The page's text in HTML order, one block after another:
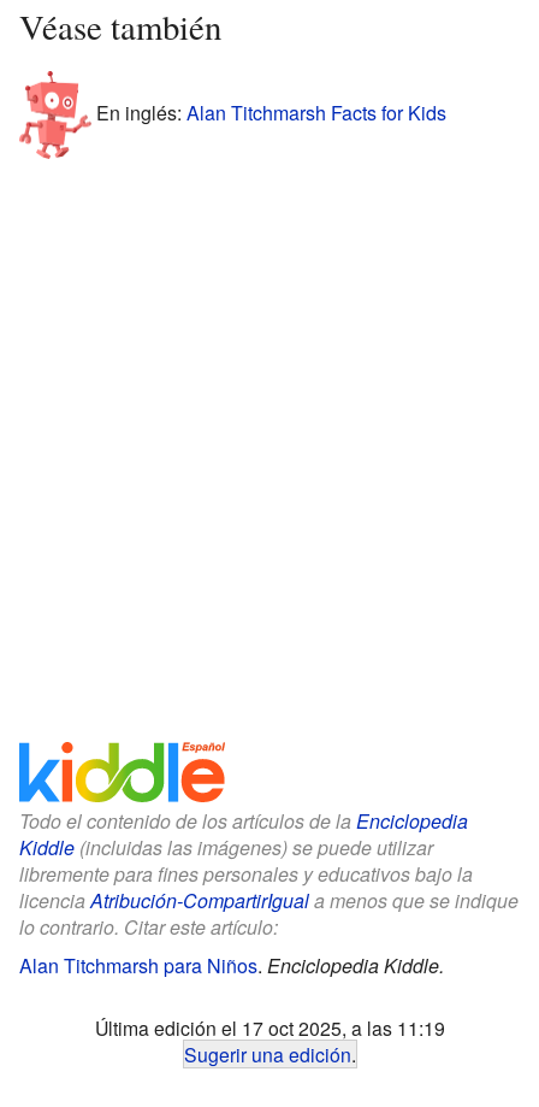
Véase también
En inglés: Alan Titchmarsh Facts for Kids
Todo el contenido de los artículos de la Enciclopedia
Kiddle (incluidas las imágenes) se puede utilizar
libremente para fines personales y educativos bajo la
licenciaAtribución-CompartirIguala menos que se indique
lo contrario. Citar este artículo:
Alan Titchmarsh para Niños. Enciclopedia Kiddle.
Última edición el 17 oct 2025, a las 11:19
Sugerir una edición.